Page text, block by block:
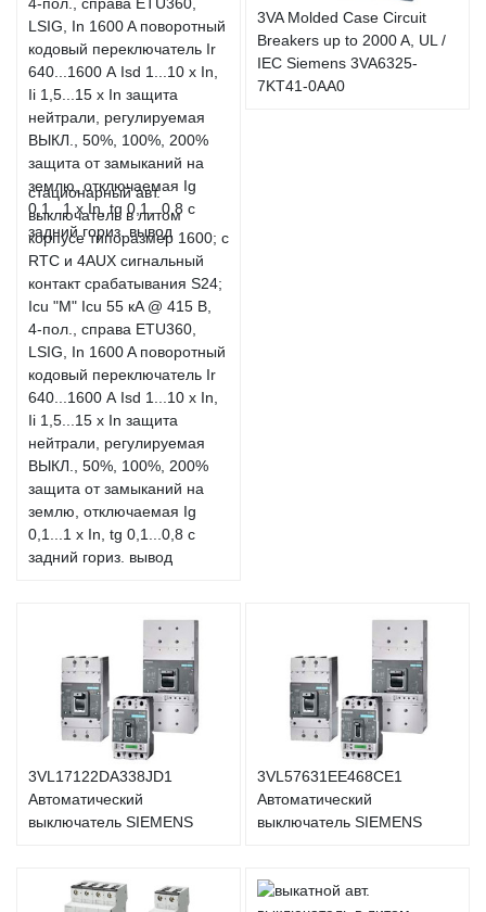
стационарный авт.
выключатель в литом
корпусе типоразмер 1600; с
RTC и 4AUX сигнальный
контакт срабатывания S24;
Icu "M" Icu 55 кA @ 415 В,
4-пол., справа ETU360,
LSIG, In 1600 A поворотный
кодовый переключатель Ir
640...1600 А Isd 1...10 x In,
Ii 1,5...15 x In защита
нейтрали, регулируемая
ВЫКЛ., 50%, 100%, 200%
защита от замыканий на
землю, отключаемая Ig
0,1...1 x In, tg 0,1...0,8 с
задний гориз. вывод
3VA Molded Case Circuit
Breakers up to 2000 A, UL /
IEC Siemens 3VA6325-
7KT41-0AA0
3VL17122DA338JD1
Автоматический
выключатель SIEMENS
3VL57631EE468CE1
Автоматический
выключатель SIEMENS